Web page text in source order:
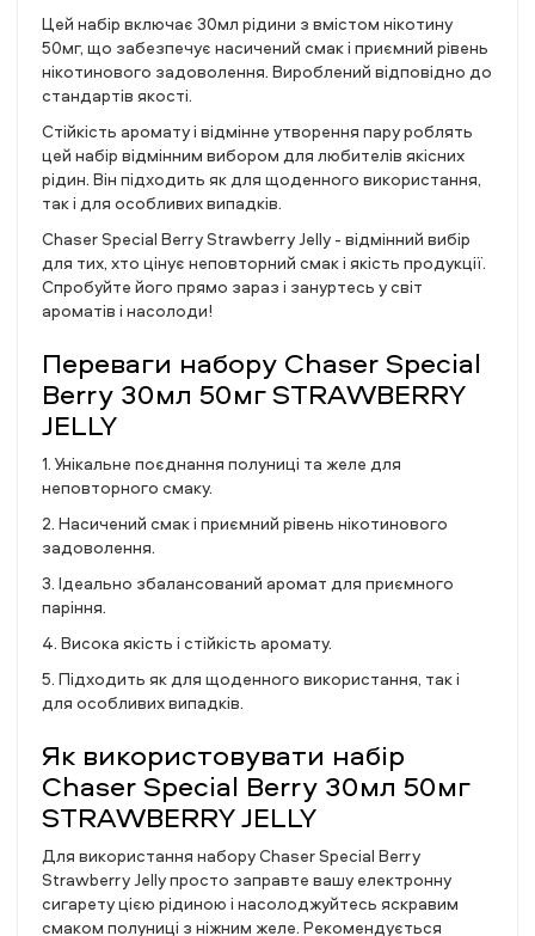
Цей набір включає 30мл рідини з вмістом нікотину
50мг, що забезпечує насичений смак і приємний рівень
нікотинового задоволення. Вироблений відповідно до
стандартів якості.
Стійкість аромату і відмінне утворення пару роблять
цей набір відмінним вибором для любителів якісних
рідин. Він підходить як для щоденного використання,
так і для особливих випадків.
Chaser Special Berry Strawberry Jelly - відмінний вибір
для тих, хто цінує неповторний смак і якість продукції.
Спробуйте його прямо зараз і зануртесь у світ
ароматів і насолоди!
Переваги набору Chaser Special
Berry 30мл 50мг STRAWBERRY
JELLY
1. Унікальне поєднання полуниці та желе для
неповторного смаку.
2. Насичений смак і приємний рівень нікотинового
задоволення.
3. Ідеально збалансований аромат для приємного
паріння.
4. Висока якість і стійкість аромату.
5. Підходить як для щоденного використання, так і
для особливих випадків.
Як використовувати набір
Chaser Special Berry 30мл 50мг
STRAWBERRY JELLY
Для використання набору Chaser Special Berry
Strawberry Jelly просто заправте вашу електронну
сигарету цією рідиною і насолоджуйтесь яскравим
смаком полуниці з ніжним желе. Рекомендується